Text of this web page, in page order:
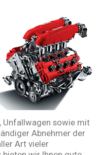
Unfallwagen sowie mit
Abnehmer der
Art vieler